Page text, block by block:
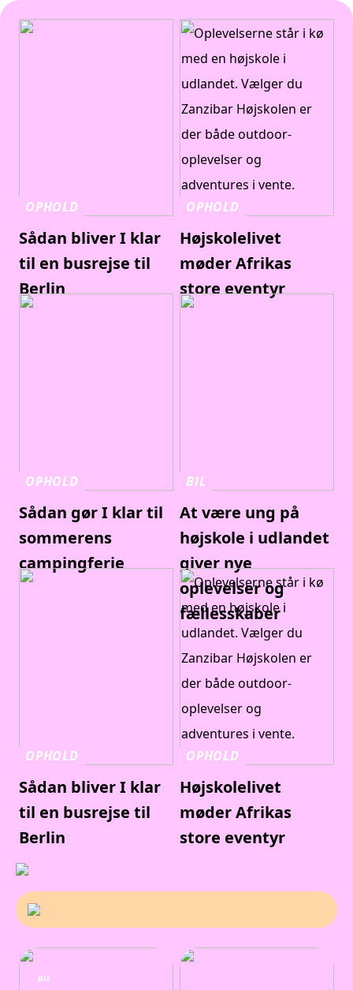
OPHOLD
Sådan bliver I klar
til en busrejse til
Berlin
OPHOLD
Højskolelivet
møder Afrikas
store eventyr
OPHOLD
Sådan gør I klar til
sommerens
campingferie
BIL
At være ung på
højskole i udlandet
giver nye
oplevelser og
fællesskaber
OPHOLD
Sådan bliver I klar
til en busrejse til
Berlin
OPHOLD
Højskolelivet
møder Afrikas
store eventyr
BIL